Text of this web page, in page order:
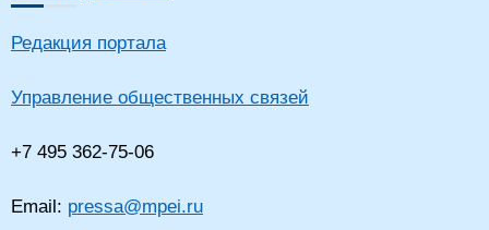
Редакция портала
Управление общественных связей
+7 495 362-75-06
Email: pressa@mpei.ru